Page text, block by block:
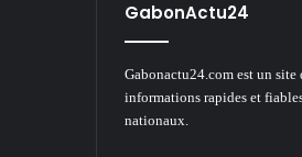
GabonActu24
Gabonactu24.com est un
informations rapides et
nationaux.